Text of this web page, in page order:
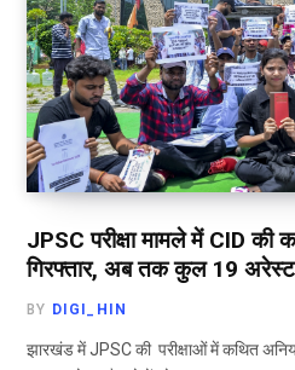
JPSC परीक्षा मामले में CID की
गिरफ्तार, अब तक कुल 19 अरेस्ट
BY DIGI_HIN
झारखंड में JPSC की परीक्षाओं में कथित